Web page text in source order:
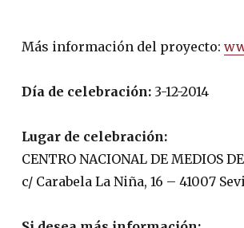
Más información del proyecto:
Día de celebración: 3-12-2014
Lugar de celebración:
CENTRO NACIONAL DE MEDIOS
c/ Carabela La Niña, 16 – 41007